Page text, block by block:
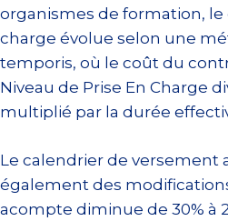
organismes de formation, le
charge évolue selon une
temporis, où le coût du
Niveau de Prise En Charge
multiplié par la durée
Le calendrier de versement
également des
acompte diminue de 30% à